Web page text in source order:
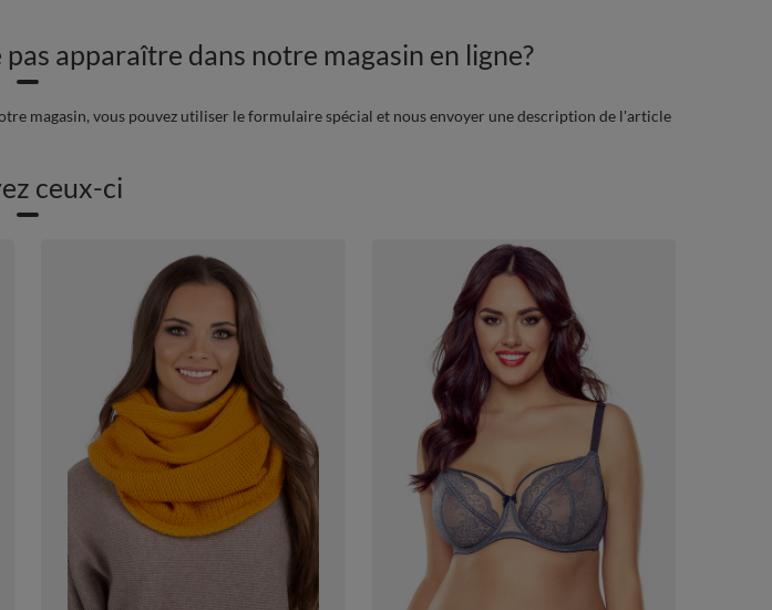
apparaître dans notre magasin en ligne?
magasin, vous pouvez utiliser le formulaire spécial et nous envoyer une description de l'article
ceux-ci